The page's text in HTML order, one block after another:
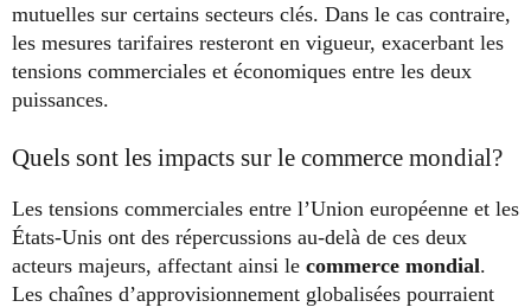
mutuelles sur certains secteurs clés. Dans le cas contraire,
les mesures tarifaires resteront en vigueur, exacerbant les
tensions commerciales et économiques entre les deux
puissances.
Quels sont les impacts sur le commerce mondial?
Les tensions commerciales entre l’Union européenne et les
États-Unis ont des répercussions au-delà de ces deux
acteurs majeurs, affectant ainsi le commerce mondial.
Les chaînes d’approvisionnement globalisées pourraient